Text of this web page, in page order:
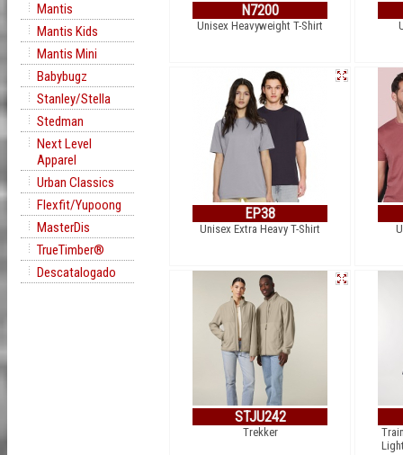
Mantis
Mantis Kids
Mantis Mini
Babybugz
Stanley/Stella
Stedman
Next Level
Apparel
Urban Classics
Flexfit/Yupoong
MasterDis
TrueTimber®
Descatalogado
N7200
Unisex Heavyweight T-Shirt
EP38
Unisex Extra Heavy T-Shirt
STJU242
Trekker